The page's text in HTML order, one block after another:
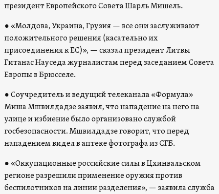
президент Европейского Совета Шарль Мишель.
● «Молдова, Украина, Грузия — все они заслуживают
положительного решения (касательно их
присоединения к ЕС)», — сказал президент Литвы
Гитанас Науседа журналистам перед заседанием Совета
Европы в Брюсселе.
● Соучредитель и ведущий телеканала «Формула»
Миша Мшвилдадзе заявил, что нападение на него на
улице и избиение было организовано службой
госбезопасности. Мшвилдадзе говорит, что перед
нападением видел в аптеке фотографа из СГБ.
● «Оккупационные российские силы в Цхинвальском
регионе разрешили применение оружия против
беспилотников на линии разделения», — заявила служба